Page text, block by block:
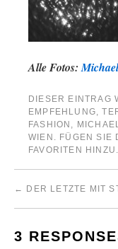
Alle Fotos:
DIESER EINTRAG
EMPFEHLUNG,
FASHION ,
WIEN . FÜGEN SIE
FAVORITEN HINZU.
← DER LETZTE MIT
3